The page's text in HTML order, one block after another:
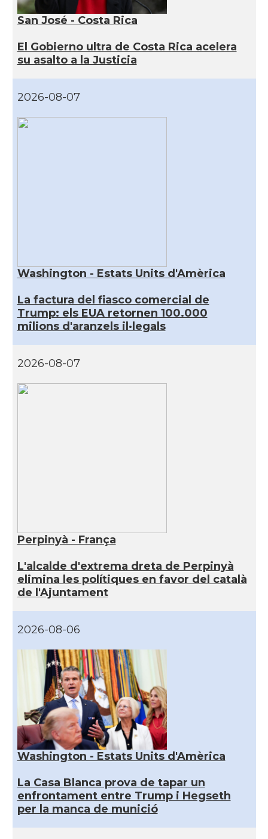
San José - Costa Rica
El Gobierno ultra de Costa Rica acelera
su asalto a la Justicia
2026-08-07
Washington - Estats Units d'Amèrica
La factura del fiasco comercial de
Trump: els EUA retornen 100.000
milions d'aranzels il·legals
2026-08-07
Perpinyà - França
L'alcalde d'extrema dreta de Perpinyà
elimina les polítiques en favor del català
de l'Ajuntament
2026-08-06
Washington - Estats Units d'Amèrica
La Casa Blanca prova de tapar un
enfrontament entre Trump i Hegseth
per la manca de munició